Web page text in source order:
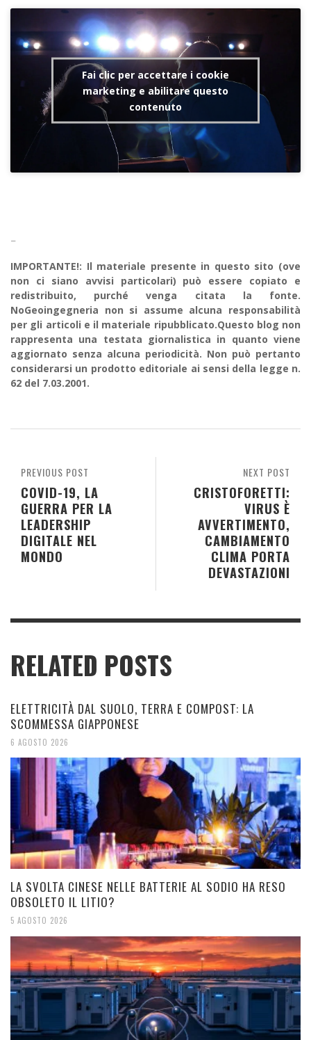
Fai clic per accettare i cookie
marketing e abilitare questo
contenuto
–
IMPORTANTE!: Il materiale presente in questo sito (ove
non ci siano avvisi particolari) può essere copiato e
redistribuito, purché venga citata la fonte.
NoGeoingegneria non si assume alcuna responsabilità
per gli articoli e il materiale ripubblicato.Questo blog non
rappresenta una testata giornalistica in quanto viene
aggiornato senza alcuna periodicità. Non può pertanto
considerarsi un prodotto editoriale ai sensi della legge n.
62 del 7.03.2001.
NEXT POST
CRISTOFORETTI:
VIRUS È
AVVERTIMENTO,
CAMBIAMENTO
CLIMA PORTA
DEVASTAZIONI
PREVIOUS POST
COVID-19, LA
GUERRA PER LA
LEADERSHIP
DIGITALE NEL
MONDO
RELATED POSTS
ELETTRICITÀ DAL SUOLO, TERRA E COMPOST: LA
SCOMMESSA GIAPPONESE
6 AGOSTO 2026
LA SVOLTA CINESE NELLE BATTERIE AL SODIO HA RESO
OBSOLETO IL LITIO?
5 AGOSTO 2026